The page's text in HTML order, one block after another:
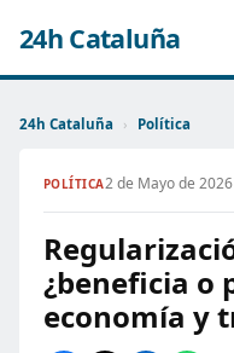
24h Cataluña
24h Cataluña › Política
POLÍTICA2 de Mayo de 2026
¿beneficia o
economía y